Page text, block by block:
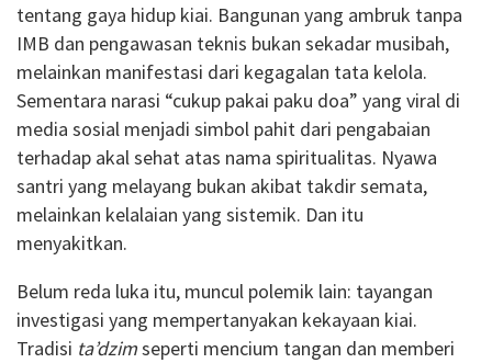
tentang gaya hidup kiai. Bangunan yang ambruk tanpa
IMB dan pengawasan teknis bukan sekadar musibah,
melainkan manifestasi dari kegagalan tata kelola.
Sementara narasi “cukup pakai paku doa” yang viral di
media sosial menjadi simbol pahit dari pengabaian
terhadap akal sehat atas nama spiritualitas. Nyawa
santri yang melayang bukan akibat takdir semata,
melainkan kelalaian yang sistemik. Dan itu
menyakitkan.
Belum reda luka itu, muncul polemik lain: tayangan
investigasi yang mempertanyakan kekayaan kiai.
Tradisi ta’dzimseperti mencium tangan dan memberi